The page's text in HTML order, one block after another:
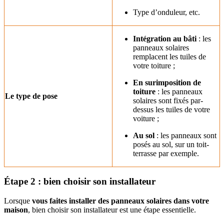
Type d’onduleur, etc.
Le type de pose
Intégration au bâti : les
panneaux solaires
remplacent les tuiles de
votre toiture ;
En surimposition de
toiture : les panneaux
solaires sont fixés par-
dessus les tuiles de votre
voiture ;
Au sol : les panneaux sont
posés au sol, sur un toit-
terrasse par exemple.
Étape 2 : bien choisir son installateur
Lorsque vous faites installer des panneaux solaires dans votre
maison, bien choisir son installateur est une étape essentielle.